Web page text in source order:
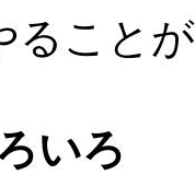
ること
いろ